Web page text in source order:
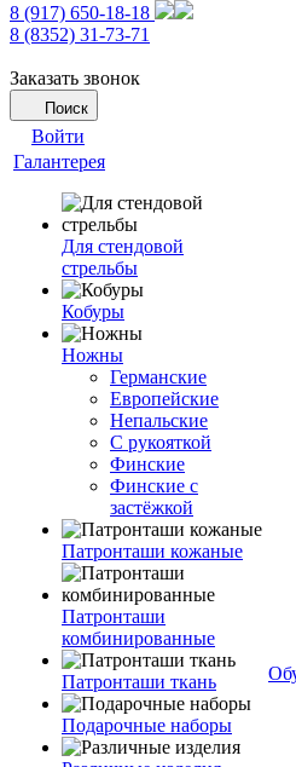
8 (917) 650-18-18
8 (8352) 31-73-71
Заказать звонок
Поиск
Войти
Галантерея
Для стендовой
стрельбы
Кобуры
Ножны
Германские
Европейские
Непальские
С рукояткой
Финские
Финские с
застёжкой
Патронташи кожаные
Патронташи
комбинированные
Патронташи ткань
Подарочные наборы